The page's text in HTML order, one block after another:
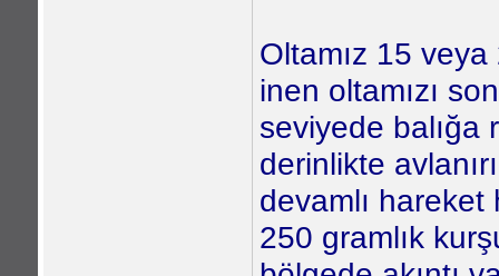
Oltamız 15
inen oltamızı
seviyede balığa
derinlikte
devamlı hareket
250 gramlık